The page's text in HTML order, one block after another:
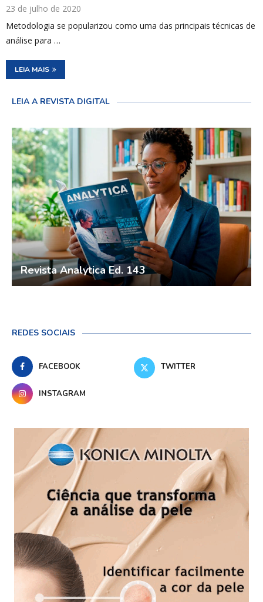
23 de julho de 2020
Metodologia se popularizou como uma das principais técnicas de
análise para …
LEIA MAIS
LEIA A REVISTA DIGITAL
Revista Analytica Ed. 143
REDES SOCIAIS
FACEBOOK TWITTER
INSTAGRAM